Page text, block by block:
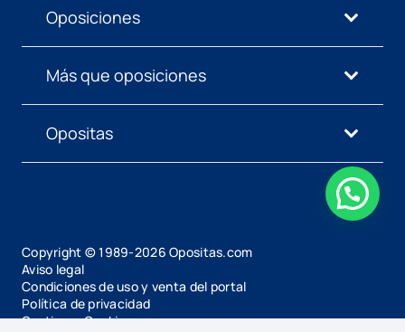
Oposiciones
Más que oposiciones
Opositas
Copyright © 1989-2026 Opositas.com
Aviso legal
Condiciones de uso y venta del portal
Política de privacidad
Gestionar Cookies